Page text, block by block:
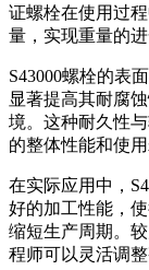
证螺栓在使用过
量，实现重量的进
S43000螺栓的表
显著提高其耐腐
境。这种耐久性
的整体性能和使
在实际应用中，
好的加工性能，
缩短生产周期。
程师可以灵活调